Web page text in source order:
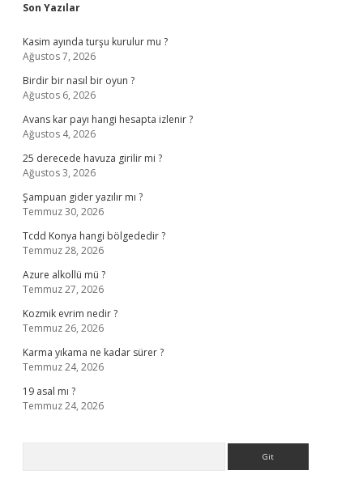
Son Yazılar
Kasim ayında turşu kurulur mu ?
Ağustos 7, 2026
Birdir bir nasıl bir oyun ?
Ağustos 6, 2026
Avans kar payı hangi hesapta izlenir ?
Ağustos 4, 2026
25 derecede havuza girilir mi ?
Ağustos 3, 2026
Şampuan gider yazılır mı ?
Temmuz 30, 2026
Tcdd Konya hangi bölgededir ?
Temmuz 28, 2026
Azure alkollü mü ?
Temmuz 27, 2026
Kozmik evrim nedir ?
Temmuz 26, 2026
Karma yıkama ne kadar sürer ?
Temmuz 24, 2026
19 asal mı ?
Temmuz 24, 2026